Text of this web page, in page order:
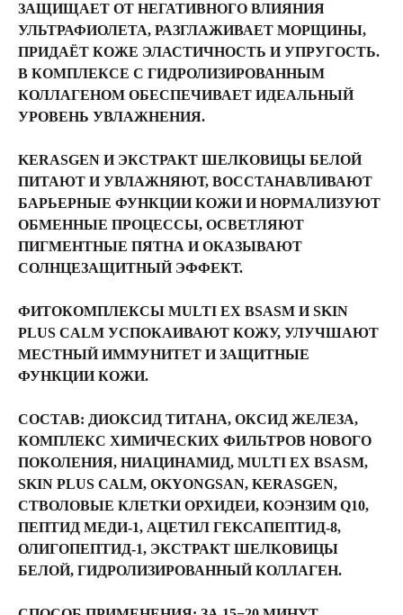
ЗАЩИЩАЕТ ОТ НЕГАТИВНОГО ВЛИЯНИЯ
УЛЬТРАФИОЛЕТА, РАЗГЛАЖИВАЕТ МОРЩИНЫ,
ПРИДАЁТ КОЖЕ ЭЛАСТИЧНОСТЬ И УПРУГОСТЬ.
В КОМПЛЕКСЕ С ГИДРОЛИЗИРОВАННЫМ
КОЛЛАГЕНОМ ОБЕСПЕЧИВАЕТ ИДЕАЛЬНЫЙ
УРОВЕНЬ УВЛАЖНЕНИЯ.
KERASGEN И ЭКСТРАКТ ШЕЛКОВИЦЫ БЕЛОЙ
ПИТАЮТ И УВЛАЖНЯЮТ, ВОССТАНАВЛИВАЮТ
БАРЬЕРНЫЕ ФУНКЦИИ КОЖИ И НОРМАЛИЗУЮТ
ОБМЕННЫЕ ПРОЦЕССЫ, ОСВЕТЛЯЮТ
ПИГМЕНТНЫЕ ПЯТНА И ОКАЗЫВАЮТ
СОЛНЦЕЗАЩИТНЫЙ ЭФФЕКТ.
ФИТОКОМПЛЕКСЫ MULTI EX BSASM И SKIN
PLUS CALM УСПОКАИВАЮТ КОЖУ, УЛУЧШАЮТ
МЕСТНЫЙ ИММУНИТЕТ И ЗАЩИТНЫЕ
ФУНКЦИИ КОЖИ.
СОСТАВ: ДИОКСИД ТИТАНА, ОКСИД ЖЕЛЕЗА,
КОМПЛЕКС ХИМИЧЕСКИХ ФИЛЬТРОВ НОВОГО
ПОКОЛЕНИЯ, НИАЦИНАМИД, MULTI EX BSASM,
SKIN PLUS CALM, OKYONGSAN, KERASGEN,
СТВОЛОВЫЕ КЛЕТКИ ОРХИДЕИ, КОЭНЗИМ Q10,
ПЕПТИД МЕДИ-1, АЦЕТИЛ ГЕКСАПЕПТИД-8,
ОЛИГОПЕПТИД-1, ЭКСТРАКТ ШЕЛКОВИЦЫ
БЕЛОЙ, ГИДРОЛИЗИРОВАННЫЙ КОЛЛАГЕН.